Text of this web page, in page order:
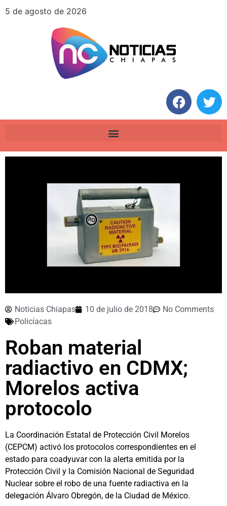
5 de agosto de 2026
Noticias Chiapas 10 de julio de 2018
No Comments
Policíacas
Roban material
radiactivo en CDMX;
Morelos activa
protocolo
La Coordinación Estatal de Protección Civil Morelos
(CEPCM) activó los protocolos correspondientes en el
estado para coadyuvar con la alerta emitida por la
Protección Civil y la Comisión Nacional de Seguridad
Nuclear sobre el robo de una fuente radiactiva en la
delegación Álvaro Obregón, de la Ciudad de México.